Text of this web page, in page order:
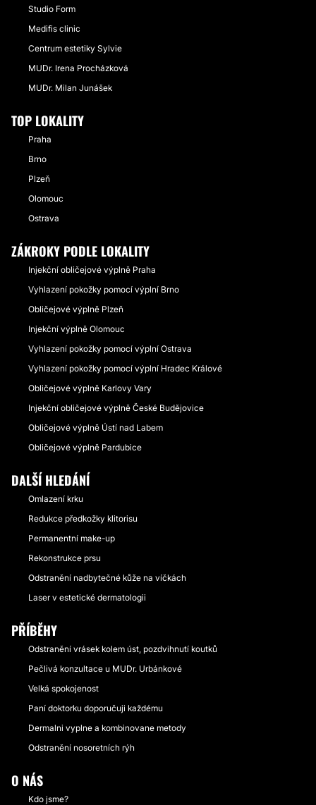
Studio Form
Medifis clinic
Centrum estetiky Sylvie
MUDr. Irena Procházková
MUDr. Milan Junášek
TOP LOKALITY
Praha
Brno
Plzeň
Olomouc
Ostrava
ZÁKROKY PODLE LOKALITY
Injekční obličejové výplně Praha
Vyhlazení pokožky pomocí výplní Brno
Obličejové výplně Plzeň
Injekční výplně Olomouc
Vyhlazení pokožky pomocí výplní Ostrava
Vyhlazení pokožky pomocí výplní Hradec Králové
Obličejové výplně Karlovy Vary
Injekční obličejové výplně České Budějovice
Obličejové výplně Ústí nad Labem
Obličejové výplně Pardubice
DALŠÍ HLEDÁNÍ
Omlazení krku
Redukce předkožky klitorisu
Permanentní make-up
Rekonstrukce prsu
Odstranění nadbytečné kůže na víčkách
Laser v estetické dermatologii
PŘÍBĚHY
Odstranění vrásek kolem úst, pozdvihnutí koutků
Pečlivá konzultace u MUDr. Urbánkové
Velká spokojenost
Paní doktorku doporučuji každému
Dermalni vyplne a kombinovane metody
Odstranění nosoretních rýh
O NÁS
Kdo jsme?